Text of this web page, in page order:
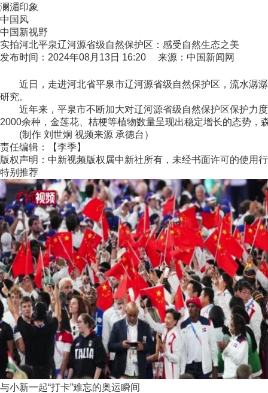
澜湄印象
中国风
中国新视野
实拍河北平泉辽河源省级自然保护区：感受自然生态之美
发布时间：2024年08月13日 16:20 来源：中国新闻网
近日，走进河北省平泉市辽河源省级自然保护区，流水潺潺
研究。
近年来，平泉市不断加大对辽河源省级自然保护区保护力度
2000余种，金莲花、桔梗等植物数量呈现出稳定增长的态势
(制作 刘世炯 视频来源 承德台）
责任编辑：【李季】
版权声明：中新视频版权属中新社所有，未经书面许可的使用
特别推荐
与小新一起“打卡”难忘的奥运瞬间